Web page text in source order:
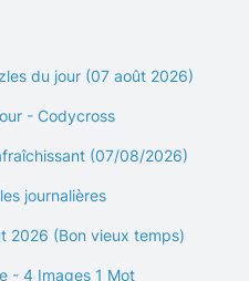
du jour (07 août 2026)
- Codycross
(07/08/2026)
journalières
2026 (Bon vieux temps)
- 4 Images 1 Mot